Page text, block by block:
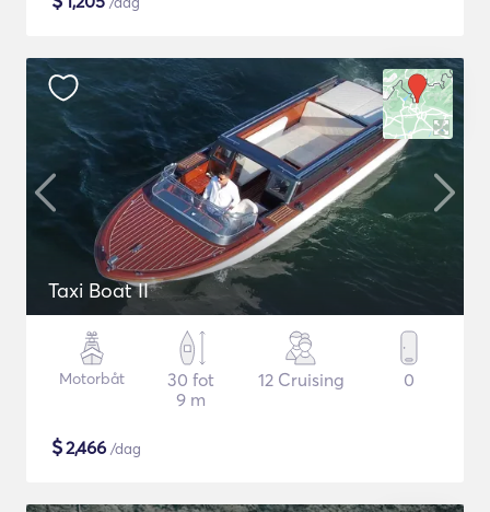
Taxi Boat II
Motorbåt
30 fot
9 m
12 Cruising 0
$2,466 /dag